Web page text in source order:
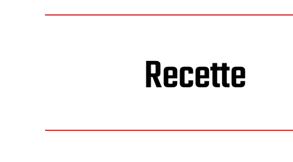
Recette